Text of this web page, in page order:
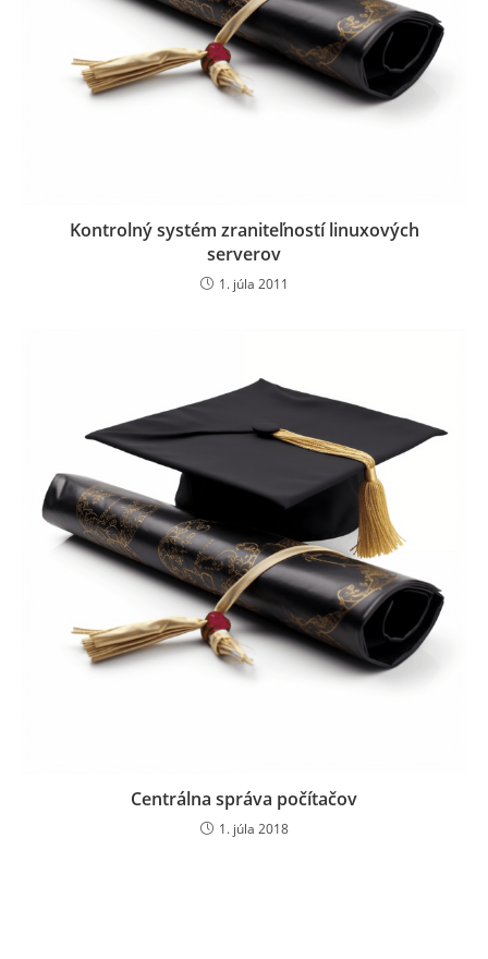
Kontrolný systém zraniteľností linuxových
serverov
1. júla 2011
Centrálna správa počítačov
1. júla 2018